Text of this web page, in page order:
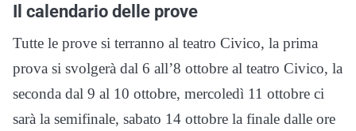
Il calendario delle prove
Tutte le prove si terranno al teatro Civico, la prima
prova si svolgerà dal 6 all’8 ottobre al teatro Civico, la
seconda dal 9 al 10 ottobre, mercoledì 11 ottobre ci
sarà la semifinale, sabato 14 ottobre la finale dalle ore